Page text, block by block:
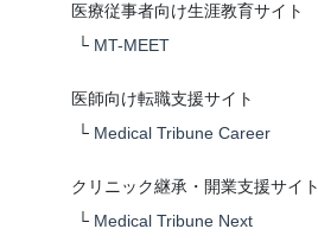
医療従事者向け生涯教育サイト
└ MT-MEET
医師向け転職支援サイト
└ Medical Tribune Career
クリニック継承・開業支援サイト
└ Medical Tribune Next